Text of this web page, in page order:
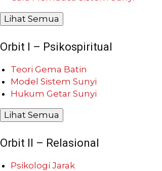
Lihat Semua
Orbit I – Psikospiritual
Teori Gema Batin
Model Sistem Sunyi
Hukum Getar Sunyi
Lihat Semua
Orbit II – Relasional
Psikologi Jarak